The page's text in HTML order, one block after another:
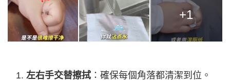
+1
左右手交替擦拭 ：確保每個角落都清潔到位。